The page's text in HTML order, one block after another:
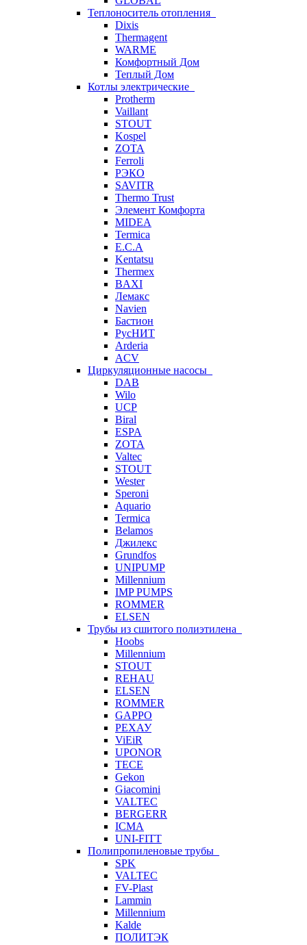
Теплоноситель отопления
Dixis
Thermagent
WARME
Комфортный Дом
Теплый Дом
Котлы электрические
Protherm
Vaillant
STOUT
Kospel
ZOTA
Ferroli
РЭКО
SAVITR
Thermo Trust
Элемент Комфорта
MIDEA
Termica
E.C.A
Kentatsu
Thermex
BAXI
Лемакс
Navien
Бастион
РусНИТ
Arderia
ACV
Циркуляционные насосы
DAB
Wilo
UCP
Biral
ESPA
ZOTA
Valtec
STOUT
Wester
Speroni
Aquario
Termica
Belamos
Джилекс
Grundfos
UNIPUMP
Millennium
IMP PUMPS
ROMMER
ELSEN
Трубы из сшитого полиэтилена
Hoobs
Millennium
STOUT
REHAU
ELSEN
ROMMER
GAPPO
РЕХАУ
ViEiR
UPONOR
TECE
Gekon
Giacomini
VALTEC
BERGERR
ICMA
UNI-FITT
Полипропиленовые трубы
SPK
VALTEC
FV-Plast
Lammin
Millennium
Kalde
ПОЛИТЭК